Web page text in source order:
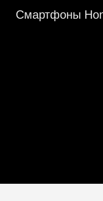
Смартфоны